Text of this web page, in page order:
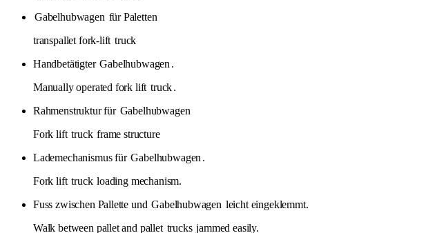
Gabelhubwagen für Paletten
transpallet fork-lift truck
Handbetätigter Gabelhubwagen .
Manually operated fork lift truck.
Rahmenstruktur für Gabelhubwagen
Fork lift truck frame structure
Lademechanismus für Gabelhubwagen .
Fork lift truck loading mechanism.
Fuss zwischen Pallette und Gabelhubwagen leicht eingeklemmt.
Walk between pallet and pallet trucks jammed easily.